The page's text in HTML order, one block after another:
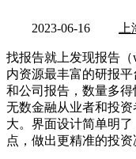
2023-06-16
找报告就上发现报告（
内资源最丰富的研报
和公司报告，数量多
无数金融从业者和投
大。界面设计简单明
点，做出更精准的投资